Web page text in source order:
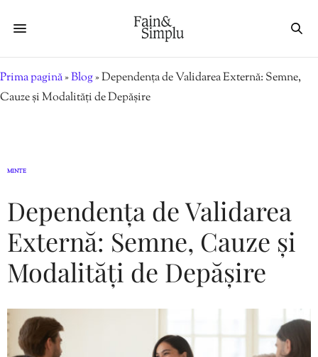
Prima pagină»Blog»Dependența de Validarea Externă: Semne,
Cauze și Modalități de Depășire
MINTE
Dependența de Validarea
Externă: Semne, Cauze și
Modalități de Depășire